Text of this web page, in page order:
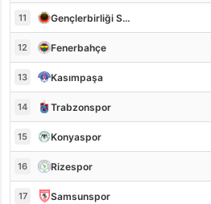
11 Gençlerbirliği S.K.
12 Fenerbahçe
13 Kasımpaşa
14 Trabzonspor
15 Konyaspor
16 Rizespor
17 Samsunspor